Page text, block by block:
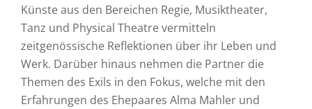
Künste aus den Bereichen Regie, Musiktheater,
Tanz und Physical Theatre vermitteln
zeitgenössische Reflektionen über ihr Leben und
Werk. Darüber hinaus nehmen die Partner die
Themen des Exils in den Fokus, welche mit den
Erfahrungen des Ehepaares Alma Mahler und